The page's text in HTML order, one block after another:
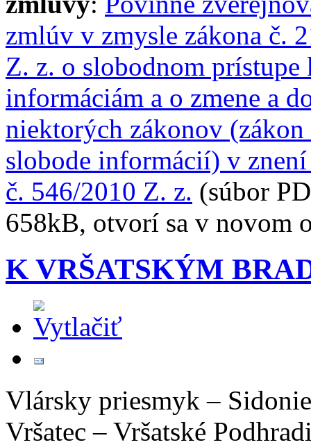
zmlúv v zmysle zákona č.
Z. z. o slobodnom prístupe
informáciám a o zmene a
niektorých zákonov (zákon
slobode informácií) v znení
č. 546/2010 Z. z. (súbor
658kB, otvorí sa v novom
K VRŠATSKÝM
Vlársky priesmyk –
Vršatec – Vršatské